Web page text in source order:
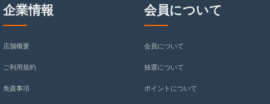
企業情報
店舗概要
ご利用規約
免責事項
会員について
会員について
抽選について
ポイントについて